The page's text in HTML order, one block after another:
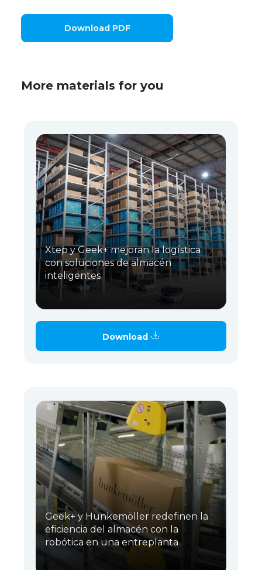
Download PDF
More materials for you
Xtep y Geek+ mejoran la logística
con soluciones de almacén
inteligentes
Download
Geek+ y Hunkemöller redefinen la
eficiencia del almacén con la
robótica en una entreplanta